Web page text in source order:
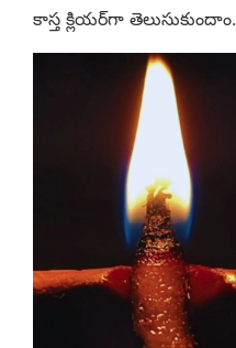
కాస్త క్లియర్‌గా తెలుసుకుందాం.